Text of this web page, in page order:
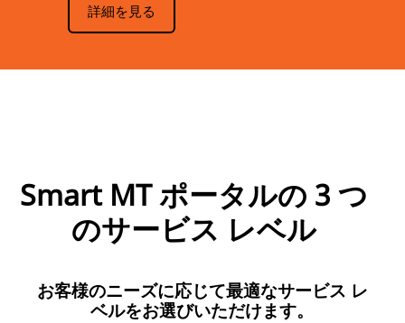
詳細を見る
Smart MT ポータルの 3 つ
のサービス レベル
お客様のニーズに応じて最適なサービス レ
ベルをお選びいただけます。